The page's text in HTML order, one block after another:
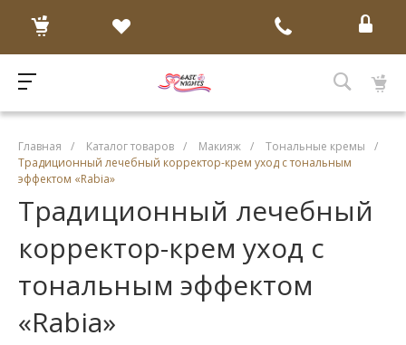
Главная / Каталог товаров / Макияж / Тональные кремы
/
Традиционный лечебный корректор-крем уход с тональным
эффектом «Rabia»
Традиционный лечебный
корректор-крем уход с
тональным эффектом
«Rabia»